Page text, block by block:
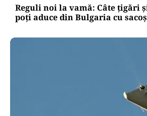
Reguli noi la vamă: Câte țigări
poți aduce din Bulgaria cu